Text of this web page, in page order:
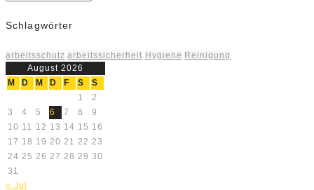
Schlagwörter
arbeitsschutz arbeitssicherheit Hygiene Reinigung
August 2026
M
D M D F S
S
1
2
3
4 5 6 7 8
9
10 11 12 13 14 15 16
17 18 19 20 21 22 23
24 25 26 27 28 29 30
31
« Jul